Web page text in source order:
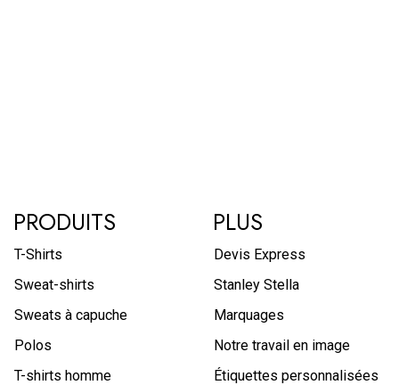
PRODUITS
T-Shirts
Sweat-shirts
Sweats à capuche
Polos
T-shirts homme
PLUS
Devis Express
Stanley Stella
Marquages
Notre travail en image
Étiquettes personnalisées